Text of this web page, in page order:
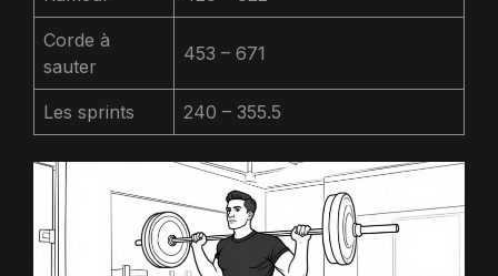
Corde à
sauter
453 – 671
Les sprints 240 – 355.5